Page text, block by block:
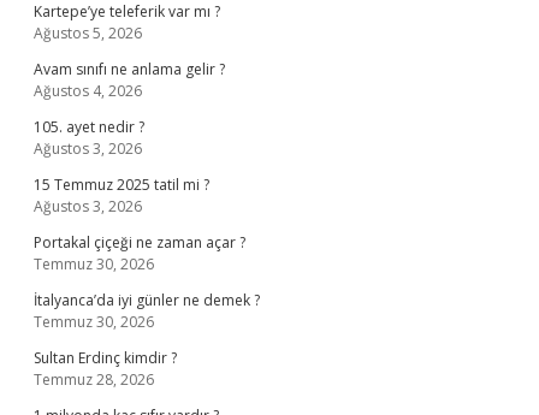
Kartepe’ye teleferik var mı ?
Ağustos 5, 2026
Avam sınıfı ne anlama gelir ?
Ağustos 4, 2026
105. ayet nedir ?
Ağustos 3, 2026
15 Temmuz 2025 tatil mi ?
Ağustos 3, 2026
Portakal çiçeği ne zaman açar ?
Temmuz 30, 2026
İtalyanca’da iyi günler ne demek ?
Temmuz 30, 2026
Sultan Erdinç kimdir ?
Temmuz 28, 2026